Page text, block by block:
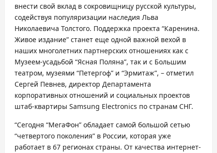
внести свой вклад в сокровищницу русской культуры,
содействуя популяризации наследия Льва
Николаевича Толстого. Поддержка проекта “Каренина.
Живое издание” станет еще одной важной вехой в
наших многолетних партнерских отношениях как с
Музеем-усадьбой “Ясная Поляна”, так и с Большим
театром, музеями “Петергоф” и “Эрмитаж”, – отметил
Сергей Певнев, директор Департамента
корпоративных отношений и социальных проектов
штаб-квартиры Samsung Electronics по странам СНГ.
“Сегодня “МегаФон” обладает самой большой сетью
“четвертого поколения” в России, которая уже
работает в 67 регионах страны. От качества интернет-